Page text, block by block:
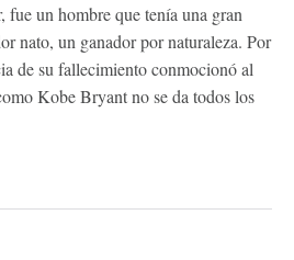
un hombre que tenía una gran
nato, un ganador por naturaleza. Por
de su fallecimiento conmocionó al
Kobe Bryant no se da todos los